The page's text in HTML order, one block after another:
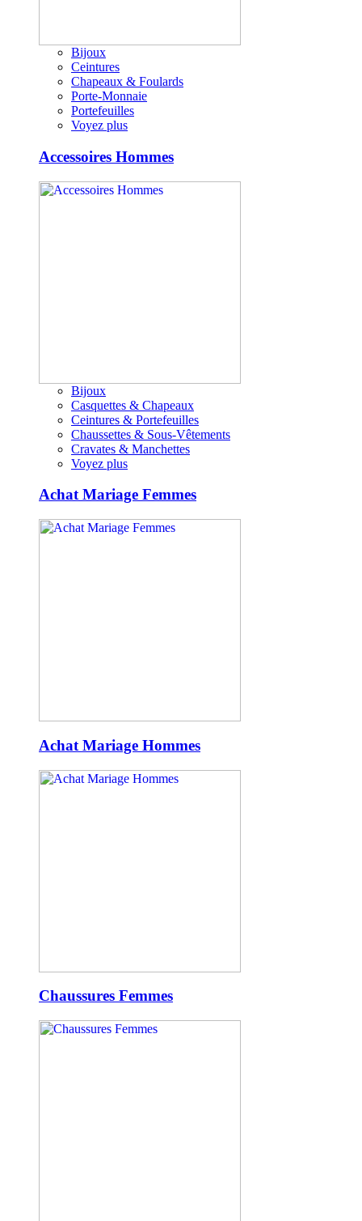
Bijoux
Ceintures
Chapeaux & Foulards
Porte-Monnaie
Portefeuilles
Voyez plus
Accessoires Hommes
Bijoux
Casquettes & Chapeaux
Ceintures & Portefeuilles
Chaussettes & Sous-Vêtements
Cravates & Manchettes
Voyez plus
Achat Mariage Femmes
Achat Mariage Hommes
Chaussures Femmes